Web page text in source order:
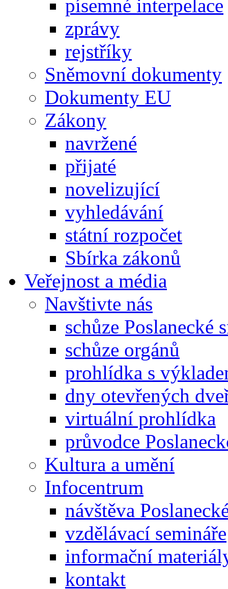
písemné interpelace
zprávy
rejstříky
Sněmovní dokumenty
Dokumenty EU
Zákony
navržené
přijaté
novelizující
vyhledávání
státní rozpočet
Sbírka zákonů
Veřejnost a média
Navštivte nás
schůze Poslanecké
schůze orgánů
prohlídka s
dny otevřených
virtuální prohlídka
průvodce
Kultura a umění
Infocentrum
návštěva
vzdělávací semináře
informační
kontakt